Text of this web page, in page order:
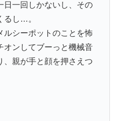
日一回しかないし、その
るし…。
ルシーポットのことを怖
オンしてブーっと機械音
、親が手と顔を押さえつ